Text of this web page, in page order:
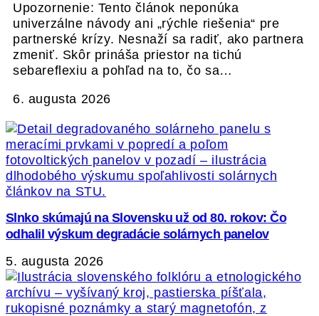
Upozornenie: Tento článok neponúka
univerzálne návody ani „rýchle riešenia“ pre
partnerské krízy. Nesnaží sa radiť, ako partnera
zmeniť. Skôr prináša priestor na tichú
sebareflexiu a pohľad na to, čo sa…
6. augusta 2026
Slnko skúmajú na Slovensku už od 80. rokov: Čo
odhalil výskum degradácie solárnych panelov
5. augusta 2026